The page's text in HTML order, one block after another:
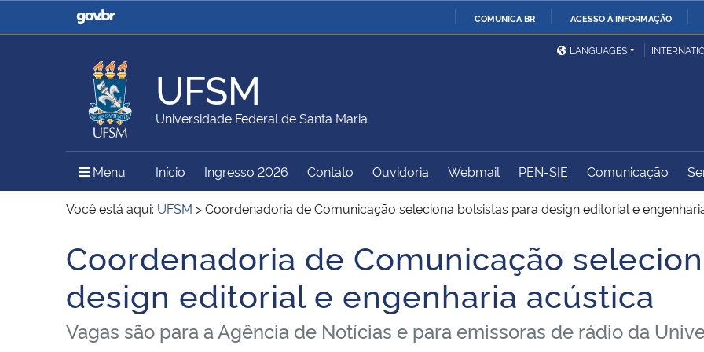
COMUNICA BR ACESSO À INFORMAÇÃO
Casa Civil
Ministério da Justiça e
Ministério da Defesa
Ministério das Relações
Exteriores
Ministério da Agricultura,
Pecuária e Abastecimento
Ministério da Educação
Ministério do Meio Ambiente Ministério do Turismo
Ministério do
Desenvolvimento Regional
Controladoria-Geral da
União
Secretaria de Governo
Gabinete de Segurança
Institucional
Advocacia-Geral da União Banco Central do Brasil
LANGUAGES
UFSM
Universidade Federal de Santa Maria
Menu Menu Principal do Sítio
Início Ingresso 2026 Contato Ouvidoria Webmail PEN-SIE Comunicação
Você está aqui: UFSM >Coordenadoria de Comunicação seleciona bolsistas para design editorial e
Início do conteúdo
Coordenadoria de Comunicação
design editorial e engenharia acústica
Vagas são para a Agência de Notícias e para emissoras de rádio da